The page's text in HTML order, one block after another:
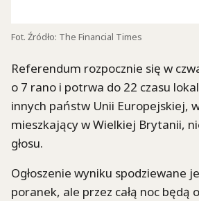
Fot. Źródło: The Financial Times
Referendum rozpocznie się w
o 7 rano i potrwa do 22 czasu
innych państw Unii Europejskiej,
mieszkający w Wielkiej Brytanii,
głosu.
Ogłoszenie wyniku spodziewane
poranek, ale przez całą noc będą